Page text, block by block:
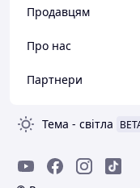
Продавцям
Про нас
Партнери
Тема - світла